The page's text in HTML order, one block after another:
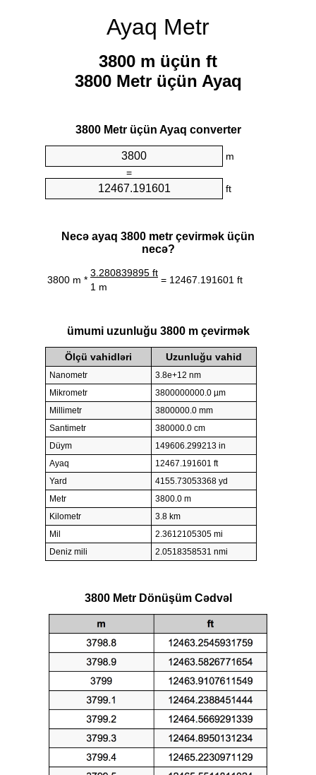
Ayaq Metr
3800 m üçün ft
3800 Metr üçün Ayaq
3800 Metr üçün Ayaq converter
m
=
ft
Necə ayaq 3800 metr çevirmək üçün
necə?
3800 m *
3.280839895 ft
= 12467.191601 ft
1 m
ümumi uzunluğu 3800 m çevirmək
Ölçü vahidləri Uzunluğu vahid
Nanometr
3.8e+12 nm
Mikrometr
3800000000.0 µm
Millimetr
3800000.0 mm
Santimetr
380000.0 cm
Düym
149606.299213 in
Ayaq
12467.191601 ft
Yard
4155.73053368 yd
Metr
3800.0 m
Kilometr
3.8 km
Mil
2.3612105305 mi
Deniz mili
2.0518358531 nmi
3800 Metr Dönüşüm Cədvəl